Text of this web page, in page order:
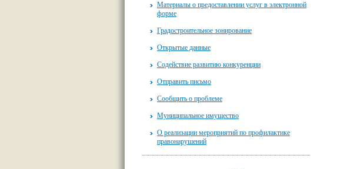
Материалы о предоставлении услуг в электронной
форме
Градостроительное зонирование
Открытые данные
Содействие развитию конкуренции
Отправить письмо
Сообщить о проблеме
Муниципальное имущество
О реализации мероприятий по профилактике
правонарушений